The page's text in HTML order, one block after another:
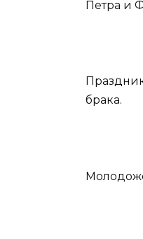
Петра и
брака.